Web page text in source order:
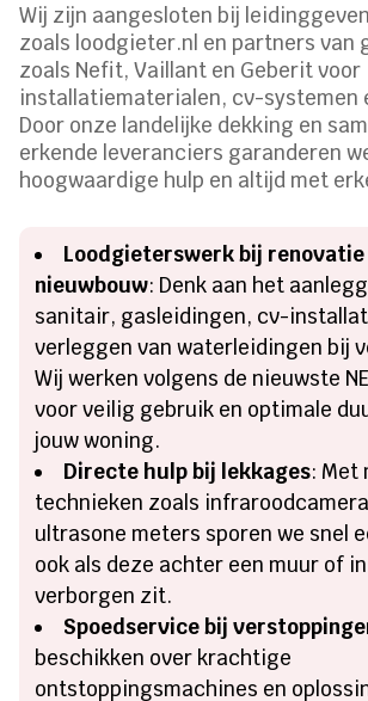
Wij zijn aangesloten bij
zoals loodgieter.nl en partners van
zoals Nefit, Vaillant en Geberit voor
installatiematerialen, cv-systemen
Door onze landelijke dekking en
erkende leveranciers garanderen
hoogwaardige hulp en altijd met
Loodgieterswerk bij
nieuwbouw: Denk aan het
sanitair, gasleidingen, cv-
verleggen van waterleidingen bij
Wij werken volgens de nieuwste
voor veilig gebruik en optimale
jouw woning.
Directe hulp bij lekkages: Met
technieken zoals
ultrasone meters sporen we snel
ook als deze achter een muur of
verborgen zit.
Spoedservice bij
beschikken over krachtige
ontstoppingsmachines en